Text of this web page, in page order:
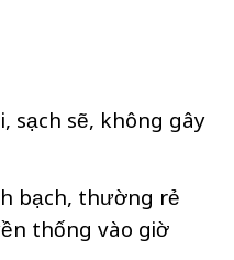
sạch sẽ, không gây
bạch, thường rẻ
thống vào giờ